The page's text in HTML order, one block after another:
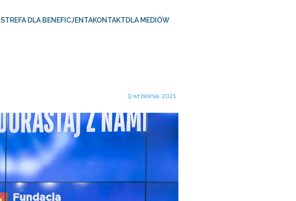
STREFA DLA BENEFICJENTAKONTAKTDLA MEDIÓW
9 września, 2021